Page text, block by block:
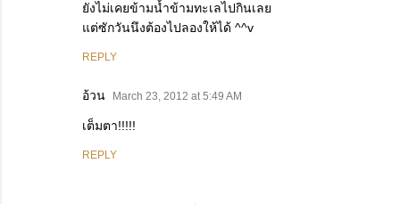
ยังไม่เคยข้ามน้ำข้ามทะเลไปกินเลย
แต่ซักวันนึงต้องไปลองให้ได้ ^^v
REPLY
อ้วน March 23, 2012 at 5:49 AM
เต็มตา!!!!!
REPLY